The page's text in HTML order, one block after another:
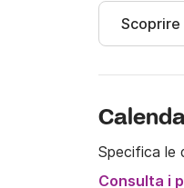
Specifica le
Consulta i